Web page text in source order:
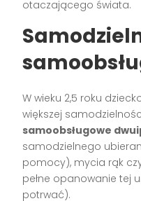
otaczającego świata.
W wieku 2,5 roku
większej
samoobsługowe
samodzielnego
pomocy), mycia rąk
pełne opanowanie tej
potrwać).